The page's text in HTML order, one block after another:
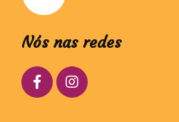
Nós nas redes